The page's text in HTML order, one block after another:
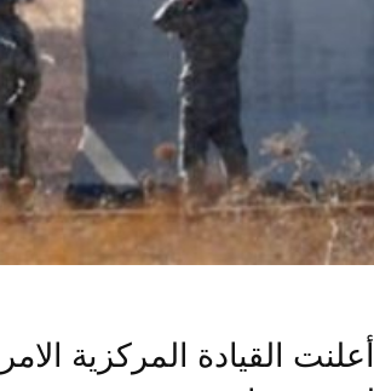
أعلنت القيادة المركزية